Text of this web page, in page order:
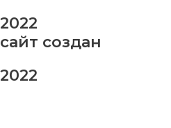
2022
сайт создан
2022